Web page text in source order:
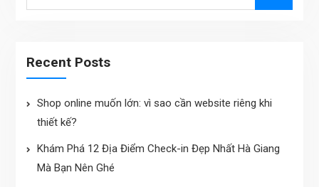
Recent Posts
Shop online muốn lớn: vì sao cần website riêng khi
thiết kế?
Khám Phá 12 Địa Điểm Check-in Đẹp Nhất Hà Giang
Mà Bạn Nên Ghé